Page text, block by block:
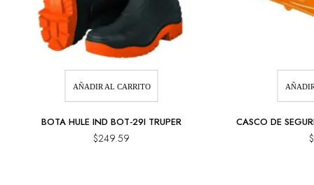
AÑADIR AL CARRITO
BOTA HULE IND BOT-29I TRUPER
$249.59
CASCO DE
$